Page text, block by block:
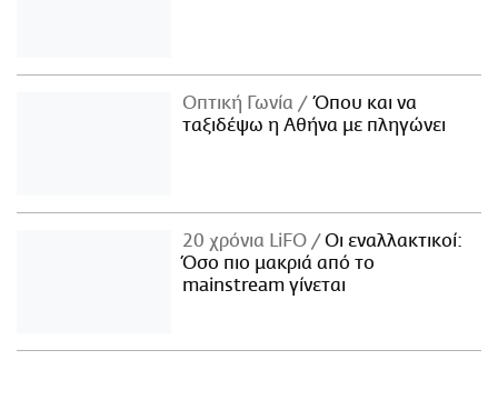
Οπτική Γωνία
Όπου και να
ταξιδέψω η Αθήνα με πληγώνει
20 χρόνια LiFO
Οι εναλλακτικοί:
Όσο πιο μακριά από το
mainstream γίνεται